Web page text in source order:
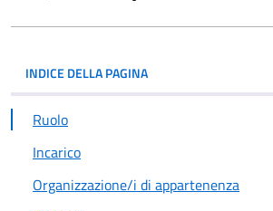
INDICE DELLA PAGINA
Ruolo
Incarico
Organizzazione/i di appartenenza